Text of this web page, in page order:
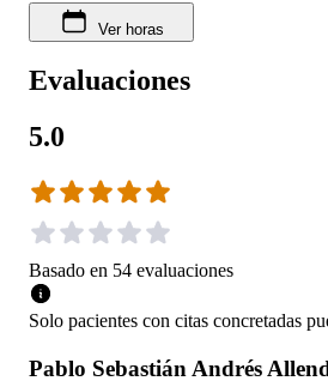
Ver horas
Evaluaciones
5.0
Basado en 54 evaluaciones
Solo pacientes con citas concretadas
Pablo Sebastián Andrés